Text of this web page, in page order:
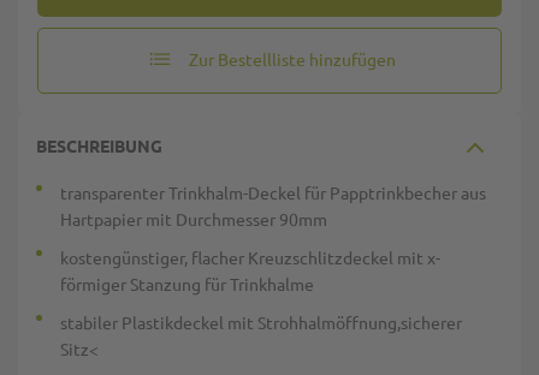
Zur Bestellliste hinzufügen
BESCHREIBUNG
transparenter Trinkhalm-Deckel für Papptrinkbecher aus
Hartpapier mit Durchmesser 90mm
kostengünstiger, flacher Kreuzschlitzdeckel mit x-
förmiger Stanzung für Trinkhalme
stabiler Plastikdeckel mit Strohhalmöffnung,sicherer
Sitz<